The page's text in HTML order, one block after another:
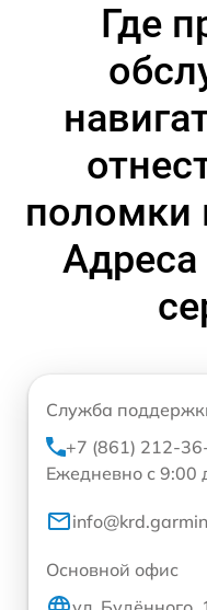
Где
поломки
Служба
+7 (861) 212-
Ежедневно с 9:00
Основной офис